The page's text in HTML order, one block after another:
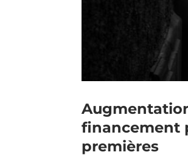
financement
premières